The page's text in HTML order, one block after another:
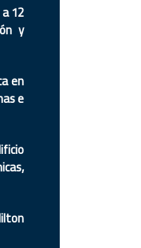
12
y
en
e